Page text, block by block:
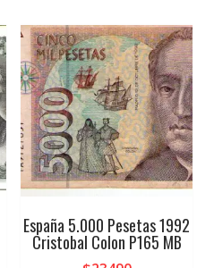
España 5.000 Pesetas 1992
Cristobal Colon P165 MB